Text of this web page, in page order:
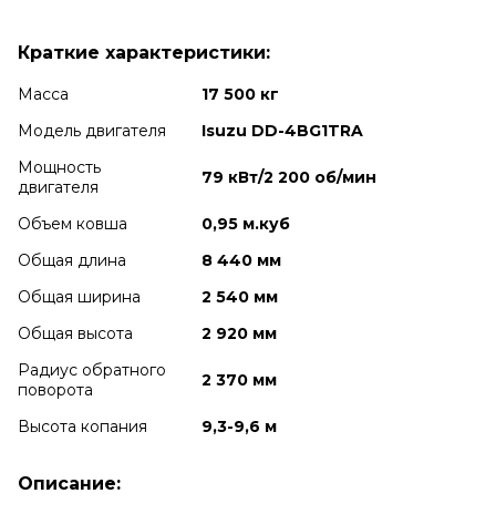
Краткие характеристики:
Масса
17 500 кг
Модель двигателя
Isuzu DD-4BG1TRA
Мощность
двигателя
79 кВт/2 200 об/мин
Объем ковша
0,95 м.куб
Общая длина
8 440 мм
Общая ширина
2 540 мм
Общая высота
2 920 мм
Радиус обратного
поворота
2 370 мм
Высота копания 9,3-9,6 м
Описание: